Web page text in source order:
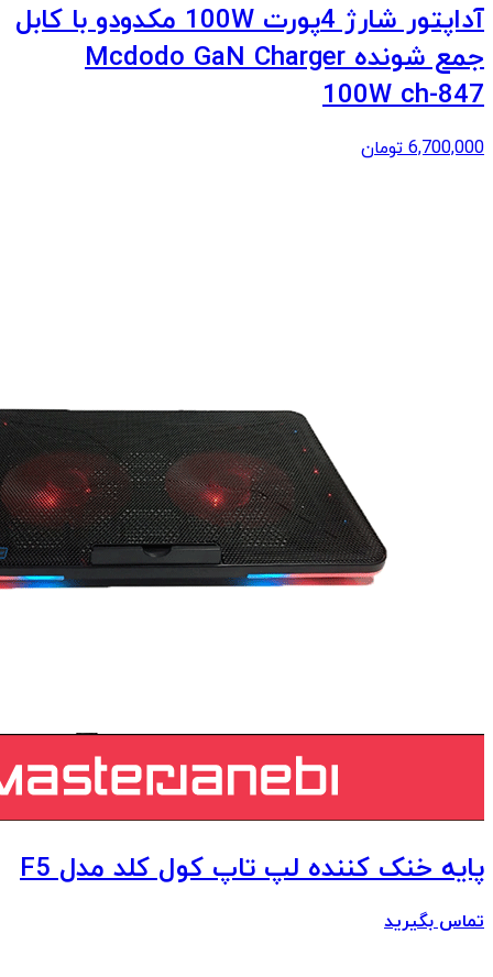
آداپتور شارژ 4پورت 100W مکدودو با کابل
جمع شونده Mcdodo GaN Charger
100W ch-847
6,700,000 تومان
پایه خنک کننده لپ تاپ کول کلد مدل F5
تماس بگیرید